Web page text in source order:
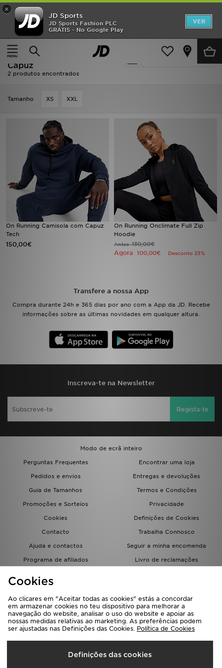
×
JD Sports
JD Sports Fashion PLC
GRÁTIS - No Google Play
VER
Página principal
On Running Camisolas Com Capuz
Actualizar a pesquisa
On Running Camisolas Com
Capuz
2 produtos encontrados
Tamanho XS XXL
On Running Camisola com Capuz
Tech
150,00€
On Running Onclimate Full Zip
Hoodie
Antes130,00€
Agora 100,00€ Desconto 23%
Transfere a nossa App
Compra durante 24h e 365 dias por ano com a App da JD. Recebe
informações sobre as últimas novidades em qualquer altura.
Inscreva-te na Newsletter
Regista-te
Modo de ecrã inteiro
Perguntas Frequentes
Encontrar uma loja
Pedidos e envios
Entregas e devoluções
Guia de Tamanhos
Termos e Condições
Promoções e Sorteios
Privacidade
Cookies
Definições de Cookies
Contacto
Trabalha Connosco
Ajuda e contactos
Seguir a minha encomenda
Programa de afiliados
Livro de reclamações
Seleciona O País
Portugal
INÍCIO
Promoções
NOVIDADES
CRIANÇA
ESTILO
DESPORTO
FUTEBOL JD
VER MARCAS
LOCALIZADOR DE LOJAS
BLOG
ATENÇÃO AO CLIENTE
Cookies
Ao clicares em "Aceitar todas as cookies" estás a concordar
em armazenar cookies no teu dispositivo para melhorar a
navegação do website, analisar o uso do website e apoiar as
nossas medidas relativas ao marketing. As preferências podem
ser ajustadas nas Definições das Cookies. Política de Cookies
Definições das cookies